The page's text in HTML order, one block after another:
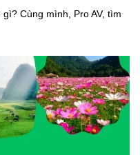
Cùng mình, Pro AV, tìm